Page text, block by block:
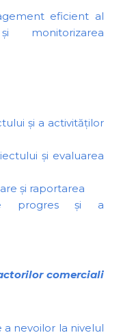
eficient al
monitorizarea
și a activităților
și evaluarea
și raportarea
progres și a
comerciali
a nevoilor la nivelul